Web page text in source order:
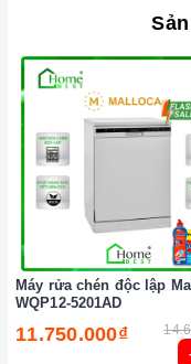
Máy rửa chén độc lập
WQP12-5201AD
11.750.000₫